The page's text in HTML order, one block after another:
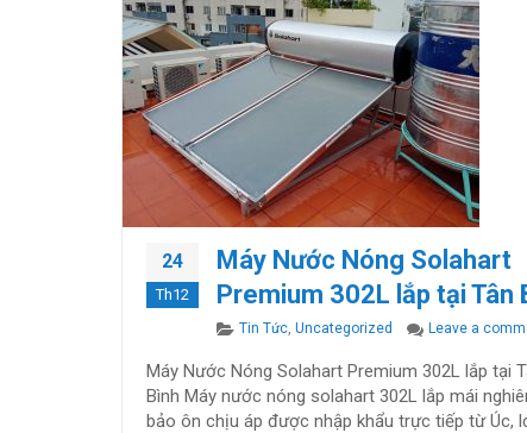
24
Th12
Máy Nước Nóng Solahart
Premium 302L lắp tại Tân
Categories
Tin Tức, Uncategorized Leave a
Máy Nước Nóng Solahart Premium 302L lắp tại
Bình Máy nước nóng solahart 302L lắp mái
bảo ôn chịu áp được nhập khẩu trực tiếp từ Úc,